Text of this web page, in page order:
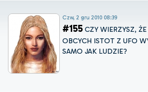
Czw, 2 gru 2010 08:39
#155 CZY WIERZYSZ,
OBCYCH ISTOT Z UFO
SAMO JAK LUDZIE?